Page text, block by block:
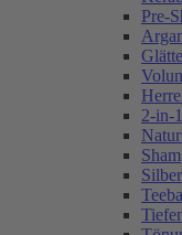
Pre-
2-in-